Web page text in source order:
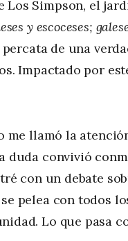
Los Simpson, el
y escoceses;
percata de una
Impactado por
llamó la
duda convivió
con un debate
pelea con todos
Lo que pasa